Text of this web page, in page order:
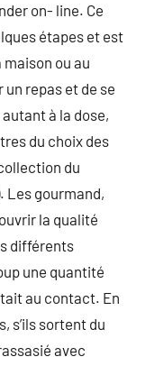
on- line. Ce
étapes et est
ou au
repas et de se
à la dose,
du choix des
du
Les gourmand,
la qualité
différents
une quantité
au contact. En
s’ils sortent du
avec